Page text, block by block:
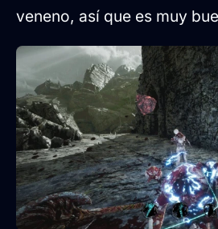
veneno, así que es muy